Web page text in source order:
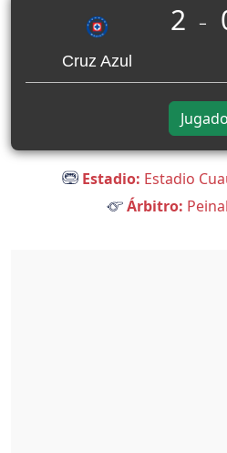
Cruz Azul
2 _
Jugado
Estadio: Estadio
Árbitro: